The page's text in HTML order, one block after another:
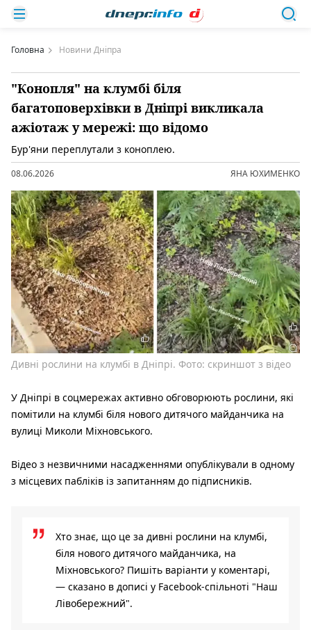
Головна Новини Дніпра
"Конопля" на клумбі біля
багатоповерхівки в Дніпрі викликала
ажіотаж у мережі: що відомо
Бур'яни переплутали з коноплею.
08.06.2026 ЯНА ЮХИМЕНКО
Дивні рослини на клумбі в Дніпрі. Фото: скриншот з відео
У Дніпрі в соцмережах активно обговорюють рослини, які
помітили на клумбі біля нового дитячого майданчика на
вулиці Миколи Міхновського.
Відео з незвичними насадженнями опублікували в одному
з місцевих пабліків із запитанням до підписників.
Хто знає, що це за дивні рослини на клумбі,
біля нового дитячого майданчика, на
Міхновського? Пишіть варіанти у коментарі,
— сказано в дописі у Facebook-спільноті "Наш
Лівобережний".